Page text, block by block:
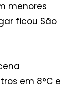
menores
ficou São
em 8°C e